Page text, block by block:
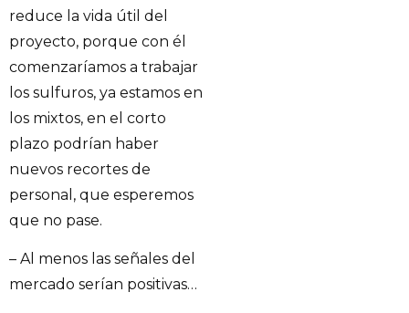
reduce la vida útil del
proyecto, porque con él
comenzaríamos a trabajar
los sulfuros, ya estamos en
los mixtos, en el corto
plazo podrían haber
nuevos recortes de
personal, que esperemos
que no pase.
– Al menos las señales del
mercado serían positivas…